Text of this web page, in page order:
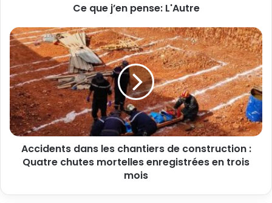
Ce que j’en pense: L'Autre
Accidents dans les chantiers de construction :
Quatre chutes mortelles enregistrées en trois
mois